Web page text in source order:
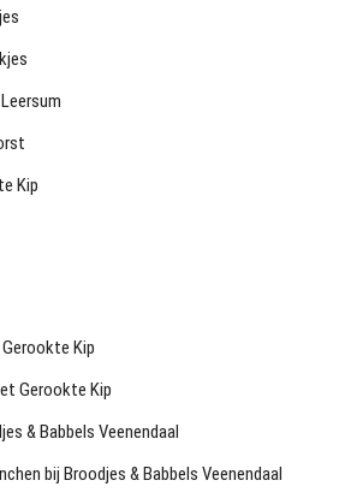
Kip
Kip
Gerookte Kip
& Babbels Veenendaal
bij Broodjes & Babbels Veenendaal